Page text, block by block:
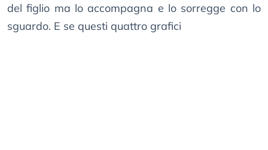
del figlio ma lo accompagna e lo sorregge con lo
sguardo. E se questi quattro grafici